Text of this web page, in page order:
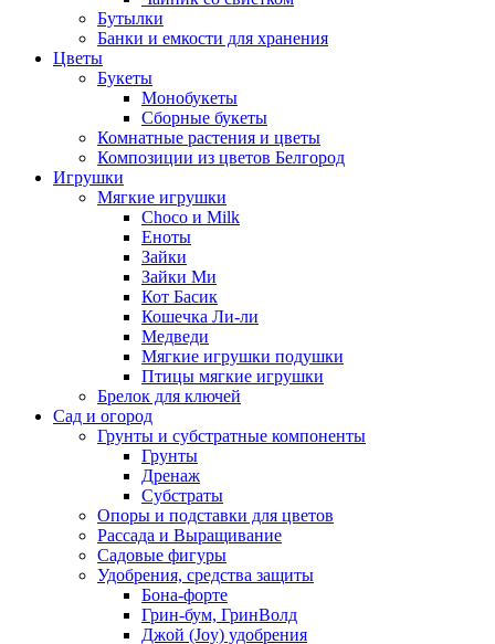
Бутылки
Банки и емкости для хранения
Цветы
Букеты
Монобукеты
Сборные букеты
Комнатные растения и цветы
Композиции из цветов Белгород
Игрушки
Мягкие игрушки
Choco и Milk
Еноты
Зайки
Зайки Ми
Кот Басик
Кошечка Ли-ли
Медведи
Мягкие игрушки подушки
Птицы мягкие игрушки
Брелок для ключей
Сад и огород
Грунты и субстратные компоненты
Грунты
Дренаж
Субстраты
Опоры и подставки для цветов
Рассада и Выращивание
Садовые фигуры
Удобрения, средства защиты
Бона-форте
Грин-бум, ГринВолд
Джой (Joy) удобрения